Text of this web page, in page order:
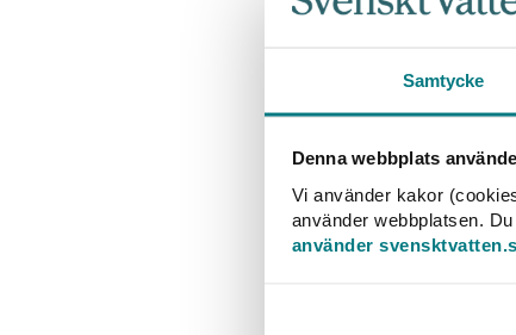
Samtycke
Denna webbplats
Vi använder kakor
använder webbplatsen.
använder
säkerställa att
lämna
medlemmar och
färdigställandet
ofta seminarier
Under 2023 arbetar
görs. Inför